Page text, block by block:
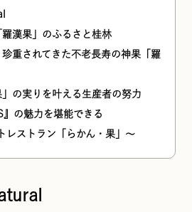
漢果」のふるさと桂林
重されてきた不老長寿の神果「羅
の実りを叶える生産者の努力
』の魅力を堪能できる
レストラン「らかん・果」〜